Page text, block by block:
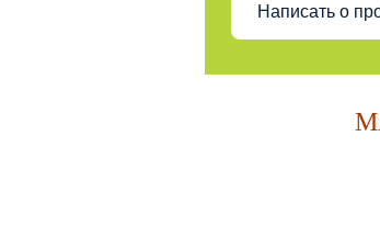
Написать о